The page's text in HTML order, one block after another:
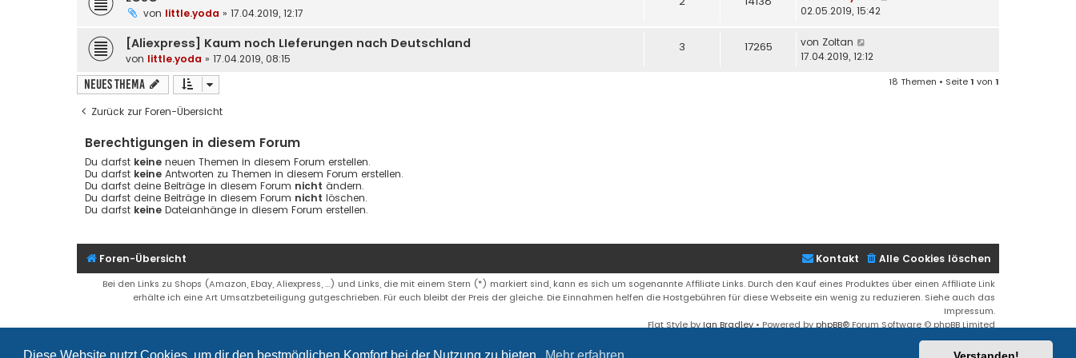
von little.yoda » 17.04.2019, 12:17
02.05.2019, 15:42
[Aliexpress] Kaum noch LIeferungen nach Deutschland
von little.yoda » 17.04.2019, 08:15
3 17265 von Zoltan
17.04.2019, 12:12
Neues Thema 18 Themen • Seite1 von 1
Zurück zur Foren-Übersicht
Berechtigungen in diesem Forum
Du darfst keine neuen Themen in diesem Forum erstellen.
Du darfst keine Antworten zu Themen in diesem Forum erstellen.
Du darfst deine Beiträge in diesem Forum nicht ändern.
Du darfst deine Beiträge in diesem Forum nicht löschen.
Du darfst keine Dateianhänge in diesem Forum erstellen.
Foren-Übersicht Alle Cookies löschen
Kontakt
Bei den Links zu Shops (Amazon, Ebay, Aliexpress, ...) und Links, die mit einem Stern (*) markiert sind, kann es sich um sogenannte Affiliate Links. Durch den Kauf eines Produktes über einen Affiliate Link
erhälte ich eine Art Umsatzbeteiligung gutgeschrieben. Für euch bleibt der Preis der gleiche. Die Einnahmen helfen die Hostgebühren für diese Webseite ein wenig zu reduzieren. Siehe auch das
Impressum.
Flat Style by Ian Bradley • Powered by phpBB® Forum Software © phpBB Limited
Deutsche Übersetzung durchphpBB.de